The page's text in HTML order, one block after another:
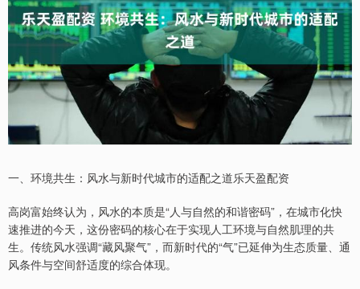
一、环境共生：风水与新时代城市的适配之道乐天盈配资
高岗富始终认为，风水的本质是“人与自然的和谐密码”，在城市化快
速推进的今天，这份密码的核心在于实现人工环境与自然肌理的共
生。传统风水强调“藏风聚气”，而新时代的“气”已延伸为生态质量、通
风条件与空间舒适度的综合体现。